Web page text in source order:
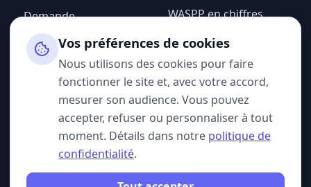
Demande
d'information
Espace admin
WASPP en chiffres
Mentions légales
Politique de
confidentialité
CGU
SUIVEZ-NOUS
Vos préférences de cookies
Nous utilisons des cookies pour faire
fonctionner le site et, avec votre accord,
mesurer son audience. Vous pouvez
accepter, refuser ou personnaliser à tout
moment. Détails dans notre politique de
confidentialité.